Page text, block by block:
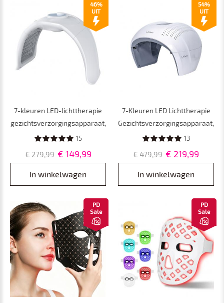
46%
UIT
7-kleuren LED-lichttherapie
gezichtsverzorgingsapparaat,
170 lichtparels met nano-
fotodynamisch PDT-licht
schoonheidsinstrument
15
€ 279,99 € 149,99
In winkelwagen
54%
UIT
7-Kleuren LED Lichttherapie
Gezichtsverzorgingsapparaat,
294 Lichtparels,
Schoonheidsinstrument
13
€ 479,99 € 219,99
In winkelwagen
PD
Sale
PD
Sale